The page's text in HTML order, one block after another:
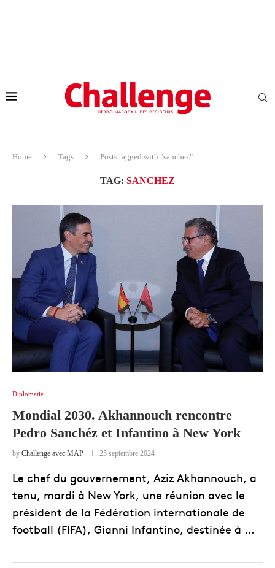
Home Tags Posts tagged with "sanchez"
TAG: SANCHEZ
Diplomatie
Mondial 2030. Akhannouch rencontre
Pedro Sanchéz et Infantino à New York
by Challenge avec MAP 25 septembre 2024
Le chef du gouvernement, Aziz Akhannouch, a
tenu, mardi à New York, une réunion avec le
président de la Fédération internationale de
football (FIFA), Gianni Infantino, destinée à …